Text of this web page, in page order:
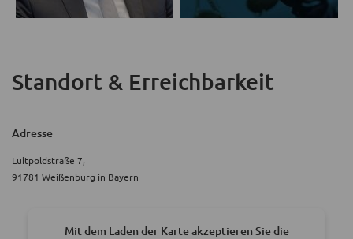
Standort & Erreichbarkeit
Adresse
Luitpoldstraße 7,
91781 Weißenburg in Bayern
Mit dem Laden der Karte akzeptieren Sie die